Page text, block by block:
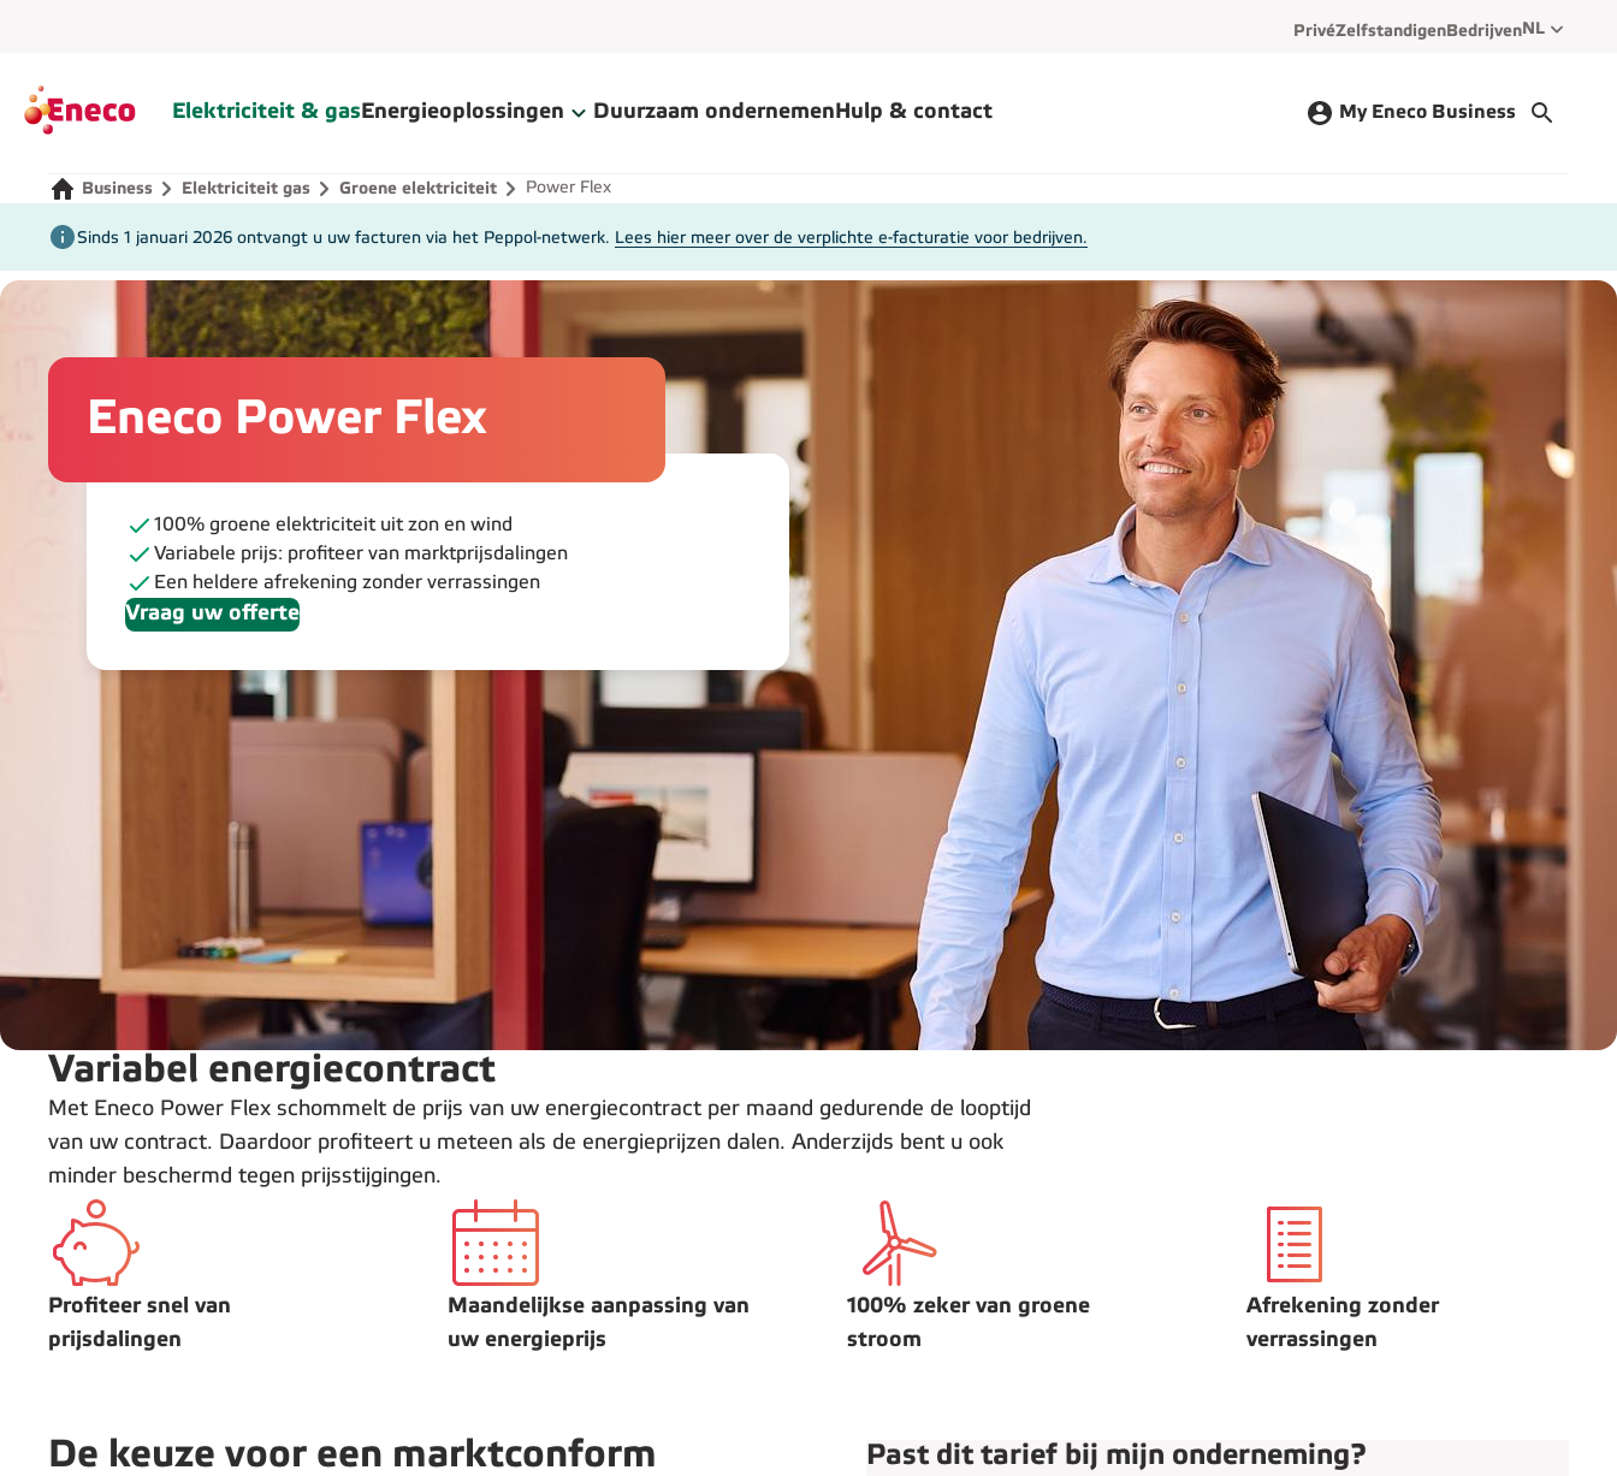
PrivéZelfstandigenBedrijvenNL
Eneco Elektriciteit & gas Energieoplossingen Duurzaam ondernemen Hulp & contact My Eneco Business
Business Elektriciteit gas Groene elektriciteit Power Flex
Sinds 1 januari 2026 ontvangt u uw facturen via het Peppol-netwerk. Lees hier meer over de verplichte e-facturatie voor bedrijven.
Eneco Power Flex
100% groene elektriciteit uit zon en wind
Variabele prijs: profiteer van marktprijsdalingen
Een heldere afrekening zonder verrassingen
Vraag uw offerte
Variabel energiecontract
Met Eneco Power Flex schommelt de prijs van uw energiecontract per maand gedurende de looptijd
van uw contract. Daardoor profiteert u meteen als de energieprijzen dalen. Anderzijds bent u ook
minder beschermd tegen prijsstijgingen.
Profiteer snel van
prijsdalingen
Maandelijkse aanpassing van
uw energieprijs
100% zeker van groene
stroom
Afrekening zonder
verrassingen
De keuze voor een marktconform
Past dit tarief bij mijn onderneming?